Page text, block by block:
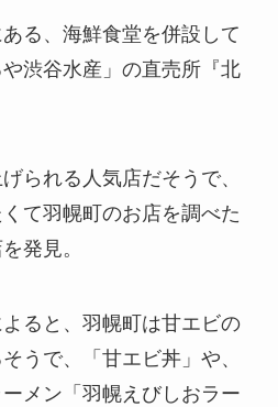
る、海鮮食堂を併設して
渋谷水産」の直売所『北
られる人気店だそうで、
て羽幌町のお店を調べた
発見。
ると、羽幌町は甘エビの
うで、「甘エビ丼」や、
メン「羽幌えびしおラー